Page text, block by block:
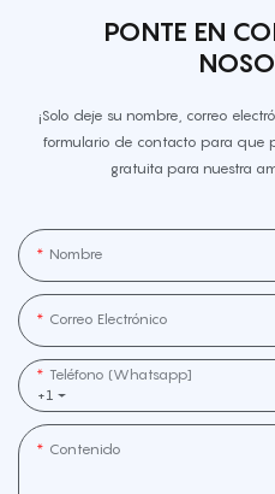
PONTE EN
¡Solo deje su nombre, correo
formulario de contacto para que
gratuita para nuestra
Nombre
Correo Electrónico
+1
Teléfono (whatsapp]
Contenido